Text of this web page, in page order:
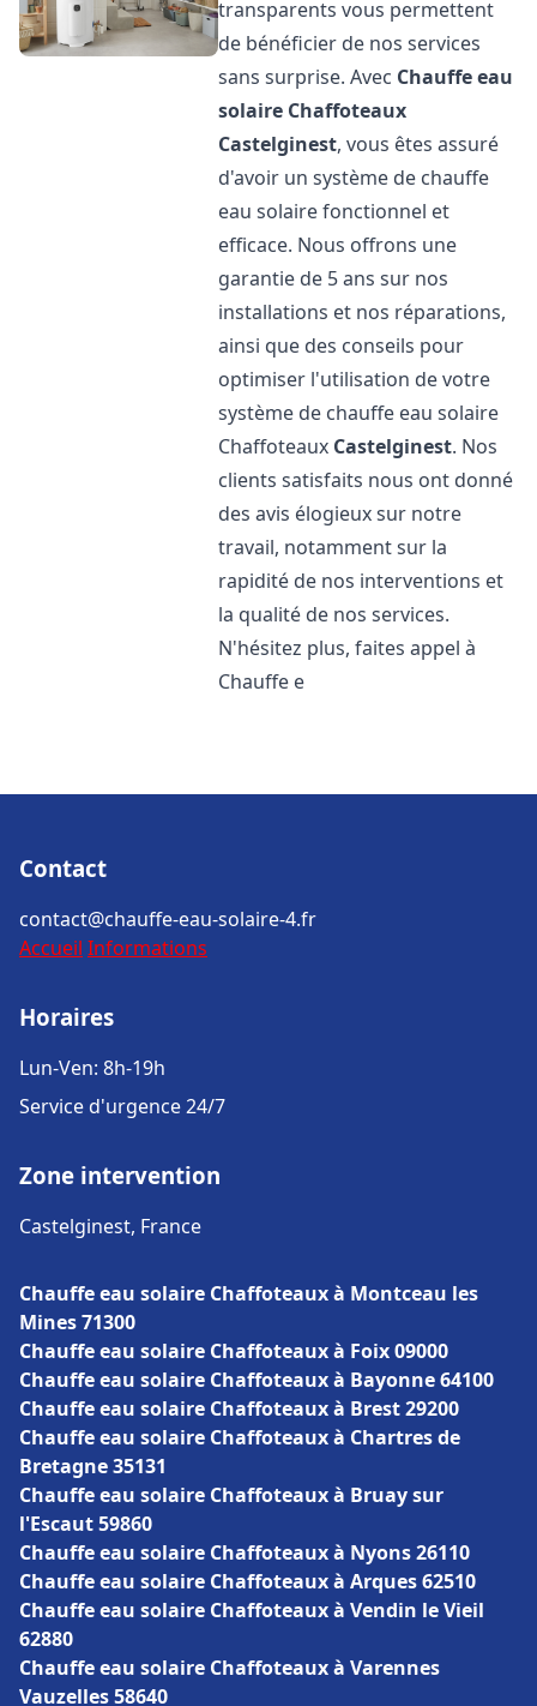
transparents vous permettent
de bénéficier de nos services
sans surprise. Avec Chauffe eau
solaire Chaffoteaux
Castelginest, vous êtes assuré
d'avoir un système de chauffe
eau solaire fonctionnel et
efficace. Nous offrons une
garantie de 5 ans sur nos
installations et nos réparations,
ainsi que des conseils pour
optimiser l'utilisation de votre
système de chauffe eau solaire
Chaffoteaux Castelginest. Nos
clients satisfaits nous ont donné
des avis élogieux sur notre
travail, notamment sur la
rapidité de nos interventions et
la qualité de nos services.
N'hésitez plus, faites appel à
Chauffe e
Contact
contact@chauffe-eau-solaire-4.fr
Accueil Informations
Horaires
Lun-Ven: 8h-19h
Service d'urgence 24/7
Zone intervention
Castelginest, France
Chauffe eau solaire Chaffoteaux à Montceau les
Mines 71300
Chauffe eau solaire Chaffoteaux à Foix 09000
Chauffe eau solaire Chaffoteaux à Bayonne 64100
Chauffe eau solaire Chaffoteaux à Brest 29200
Chauffe eau solaire Chaffoteaux à Chartres de
Bretagne 35131
Chauffe eau solaire Chaffoteaux à Bruay sur
l'Escaut 59860
Chauffe eau solaire Chaffoteaux à Nyons 26110
Chauffe eau solaire Chaffoteaux à Arques 62510
Chauffe eau solaire Chaffoteaux à Vendin le Vieil
62880
Chauffe eau solaire Chaffoteaux à Varennes
Vauzelles 58640